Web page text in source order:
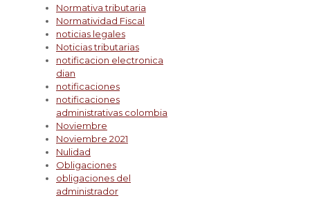
Normativa tributaria
Normatividad Fiscal
noticias legales
Noticias tributarias
notificacion electronica
dian
notificaciones
notificaciones
administrativas colombia
Noviembre
Noviembre 2021
Nulidad
Obligaciones
obligaciones del
administrador